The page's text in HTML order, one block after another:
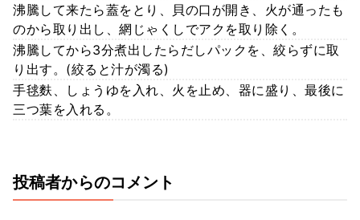
沸騰して来たら蓋をとり、貝の口が開き、火が通ったも
のから取り出し、網じゃくしでアクを取り除く。
沸騰してから3分煮出したらだしパックを、絞らずに取
り出す。(絞ると汁が濁る)
手毬麩、しょうゆを入れ、火を止め、器に盛り、最後に
三つ葉を入れる。
投稿者からのコメント